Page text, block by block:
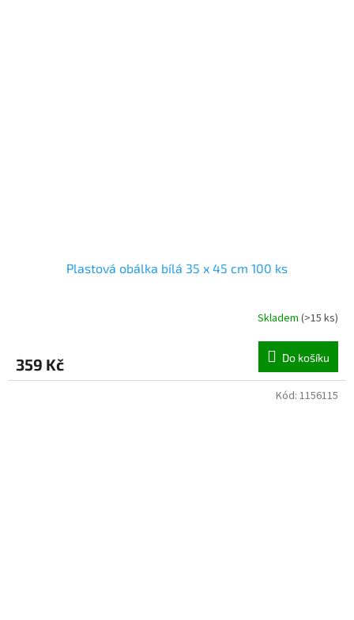
Plastová obálka bílá 35 x 45 cm 100 ks
Skladem (>15 ks)
359 Kč Do košíku
Kód: 1156115